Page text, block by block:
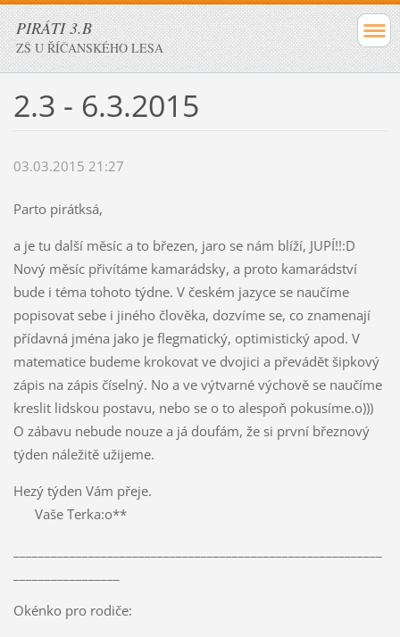
PIRÁTI 3.B
ZŠ U ŘÍČANSKÉHO LESA
2.3 - 6.3.2015
03.03.2015 21:27
Parto pirátksá,
a je tu další měsíc a to březen, jaro se nám blíží, JUPÍ!!:D
Nový měsíc přivítáme kamarádsky, a proto kamarádství
bude i téma tohoto týdne. V českém jazyce se naučíme
popisovat sebe i jiného člověka, dozvíme se, co znamenají
přídavná jména jako je flegmatický, optimistický apod. V
matematice budeme krokovat ve dvojici a převádět šipkový
zápis na zápis číselný. No a ve výtvarné výchově se naučíme
kreslit lidskou postavu, nebo se o to alespoň pokusíme.o)))
O zábavu nebude nouze a já doufám, že si první březnový
týden náležitě užijeme.
Hezý týden Vám přeje.
Vaše Terka:o**
Okénko pro rodiče: